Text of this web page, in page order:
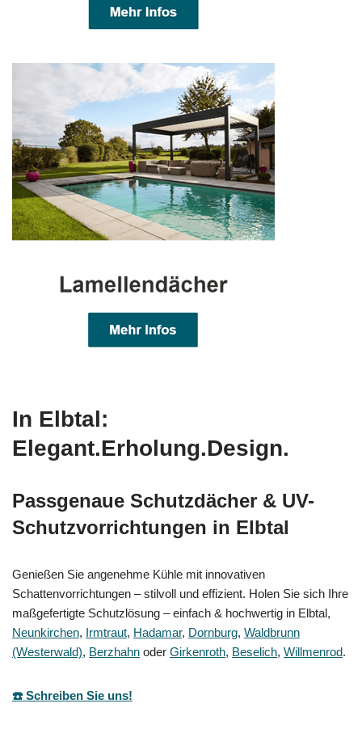
In Elbtal:
Elegant.Erholung.Design.
Passgenaue Schutzdächer & UV-
Schutzvorrichtungen in Elbtal
Genießen Sie angenehme Kühle mit innovativen
Schattenvorrichtungen – stilvoll und effizient. Holen Sie sich Ihre
maßgefertigte Schutzlösung – einfach & hochwertig in Elbtal,
Neunkirchen, Irmtraut, Hadamar, Dornburg, Waldbrunn
(Westerwald), Berzhahn oder Girkenroth, Beselich, Willmenrod.
☎️ Schreiben Sie uns!